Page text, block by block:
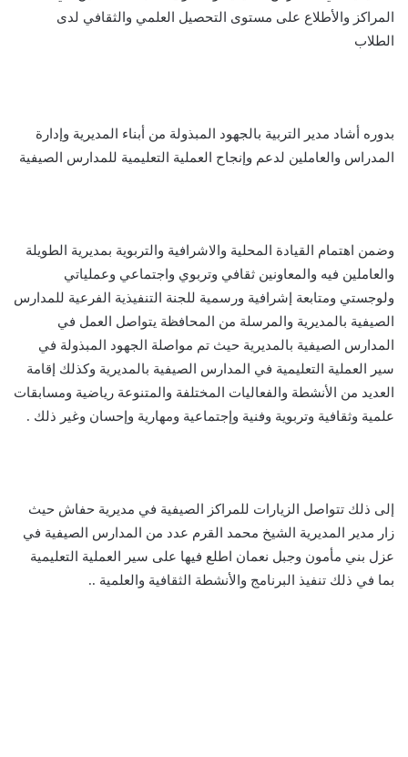
المراكز والأطلاع على مستوى التحصيل العلمي والثقافي لدى
الطلاب
بدوره أشاد مدير التربية بالجهود المبذولة من أبناء المديرية وإدارة
المدراس والعاملين لدعم وإنجاح العملية التعليمية للمدارس الصيفية
وضمن اهتمام القيادة المحلية والاشرافية والتربوية بمديرية الطويلة
والعاملين فيه والمعاونين ثقافي وتربوي واجتماعي وعملياتي
ولوجستي ومتابعة إشرافية ورسمية للجنة التنفيذية الفرعية للمدارس
الصيفية بالمديرية والمرسلة من المحافظة يتواصل العمل في
المدارس الصيفية بالمديرية حيث تم مواصلة الجهود المبذولة في
سير العملية التعليمية في المدارس الصيفية بالمديرية وكذلك إقامة
العديد من الأنشطة والفعاليات المختلفة والمتنوعة رياضية ومسابقات
علمية وثقافية وتربوية وفنية وإجتماعية ومهارية وإحسان وغير ذلك .
إلى ذلك تتواصل الزيارات للمراكز الصيفية في مديرية حفاش حيث
زار مدير المديرية الشيخ محمد القرم عدد من المدارس الصيفية في
عزل بني مأمون وجبل نعمان اطلع فيها على سير العملية التعليمية
بما في ذلك تنفيذ البرنامج والأنشطة الثقافية والعلمية ..